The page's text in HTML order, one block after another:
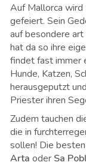
Auf Mallorca wird
gefeiert. Sein
auf besondere
hat da so ihre
findet fast immer
Hunde, Katzen,
herausgeputzt
Priester ihren
Zudem tauchen
die in
sollen! Die besten
Arta oder Sa